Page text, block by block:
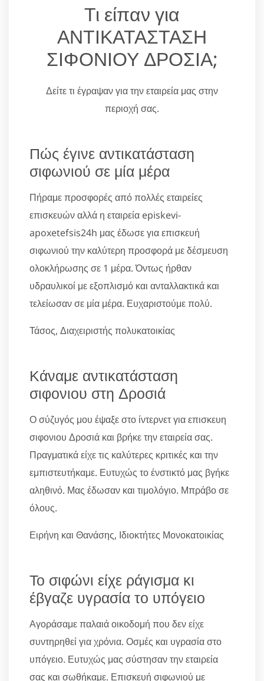
Τι είπαν για
ΑΝΤΙΚΑΤΑΣΤΑΣΗ
ΣΙΦΟΝΙΟΥ ΔΡΟΣΙΑ;
Δείτε τι έγραψαν για την εταιρεία μας στην
περιοχή σας.
Πώς έγινε αντικατάσταση
σιφωνιού σε μία μέρα
Πήραμε προσφορές από πολλές εταιρείες
επισκευών αλλά η εταιρεία episkevi-
apoxetefsis24h μας έδωσε για επισκευή
σιφωνιού την καλύτερη προσφορά με δέσμευση
ολοκλήρωσης σε 1 μέρα. Όντως ήρθαν
υδραυλικοί με εξοπλισμό και ανταλλακτικά και
τελείωσαν σε μία μέρα. Ευχαριστούμε πολύ.
Τάσος, Διαχειριστής πολυκατοικίας
Κάναμε αντικατάσταση
σιφονιου στη Δροσιά
Ο σύζυγός μου έψαξε στο ίντερνετ για επισκευη
σιφονιου Δροσιά και βρήκε την εταιρεία σας.
Πραγματικά είχε τις καλύτερες κριτικές και την
εμπιστευτήκαμε. Ευτυχώς το ένστικτό μας βγήκε
αληθινό. Μας έδωσαν και τιμολόγιο. Μπράβο σε
όλους.
Ειρήνη και Θανάσης, Ιδιοκτήτες Μονοκατοικίας
Το σιφώνι είχε ράγισμα κι
έβγαζε υγρασία το υπόγειο
Αγοράσαμε παλαιά οικοδομή που δεν είχε
συντηρηθεί για χρόνια. Οσμές και υγρασία στο
υπόγειο. Ευτυχώς μας σύστησαν την εταιρεία
σας και σωθήκαμε. Επισκευή σιφωνιού με